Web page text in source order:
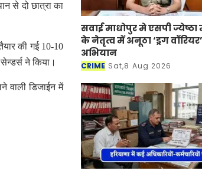
से दो छात्रा का
की गई 10-10
ने किया।
वाली डिजाईन में
सवाई माधोपुर मे एसपी ज्येष्ठा
के नेतृत्व में अनूठा ‘ड्रग वॉरियर’
अभियान
CRIME Sat,8 Aug 2026